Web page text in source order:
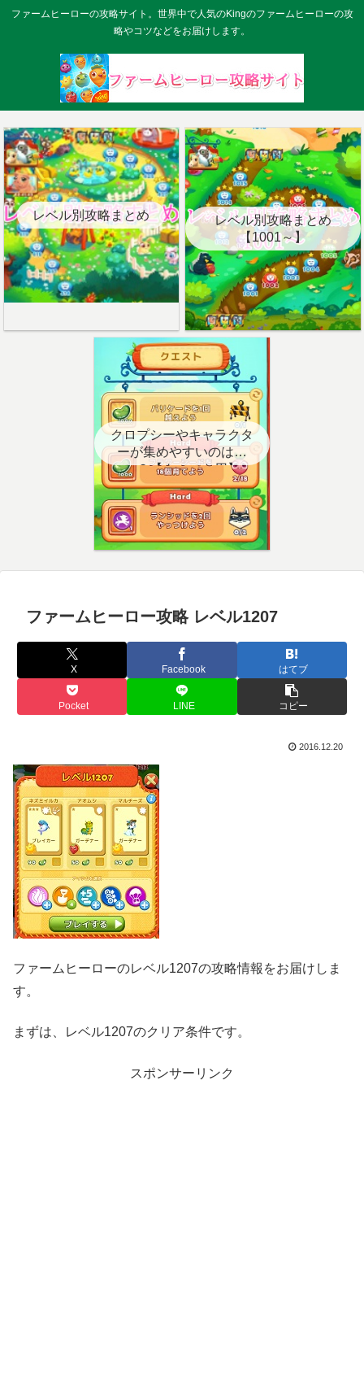
ファームヒーローの攻略サイト。世界中で人気のKingのファームヒーローの攻
略やコツなどをお届けします。
レベル別攻略まとめ
レベル別攻略まとめ
【1001～】
クロプシーやキャラクタ
ーが集めやすいのはど
こ？【クエスト用】
ファームヒーロー攻略 レベル1207
X Facebook はてブ
Pocket LINE コピー
2016.12.20
ファームヒーローのレベル1207の攻略情報をお届けしま
す。
まずは、レベル1207のクリア条件です。
スポンサーリンク